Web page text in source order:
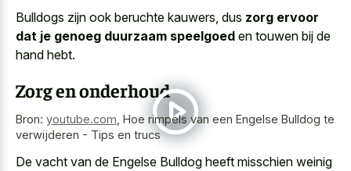
Bulldogs zijn ook beruchte kauwers, dus zorg ervoor
dat je genoeg duurzaam speelgoed en touwen bij de
hand hebt.
Zorg en onderhoud
Bron: youtube.com Hoe rimpels van een Engelse Bulldog te
verwijderen - Tips en trucs
De vacht van de Engelse Bulldog heeft misschien weinig